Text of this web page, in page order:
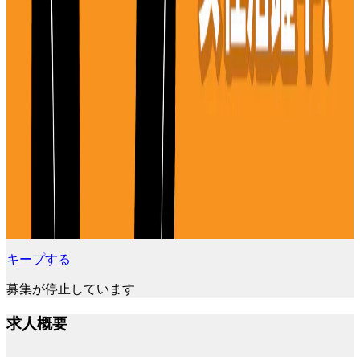
キープする
募集が停止しています
求人概要